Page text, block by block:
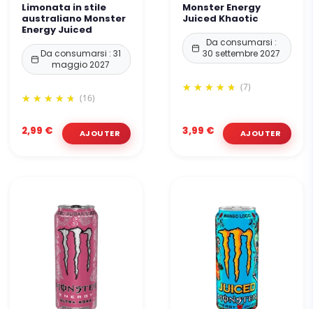
Limonata in stile
australiano Monster
Energy Juiced
Da consumarsi : 31
maggio 2027
(16)
2,99 €
Monster Energy
Juiced Khaotic
Da consumarsi :
30 settembre 2027
(7)
3,99 €